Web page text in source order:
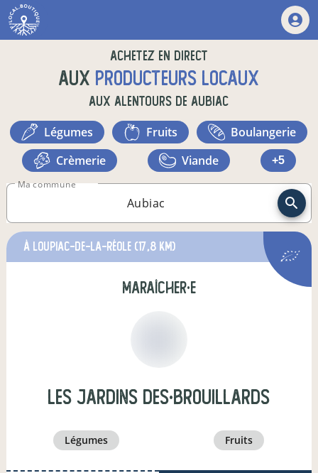
Achetez en direct
auxproducteurs locaux
aux alentours de Aubiac
légumes fruits
boulangerie
crèmerie
viande +5
Ma commune
à Loupiac-de-la-Réole (17,8 km)
maraîcher·e
Les Jardins Des·Brouillards
légumes fruits